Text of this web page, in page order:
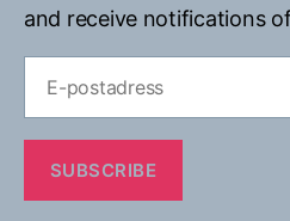
and receive notifications
postadress
SUBSCRIBE